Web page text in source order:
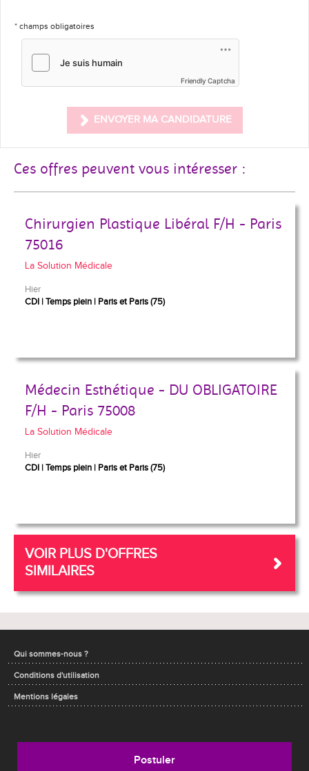
Postuler
* champs obligatoires
Friendly Captcha
ENVOYER MA CANDIDATURE
Ces offres peuvent vous intéresser :
Chirurgien Plastique Libéral F/H - Paris
75016
La Solution Médicale
Hier
CDI Temps plein Paris et Paris (75)
Médecin Esthétique - DU OBLIGATOIRE
F/H - Paris 75008
La Solution Médicale
Hier
CDI Temps plein Paris et Paris (75)
VOIR PLUS D'OFFRES
SIMILAIRES
Qui sommes-nous ?
Conditions d'utilisation
Mentions légales